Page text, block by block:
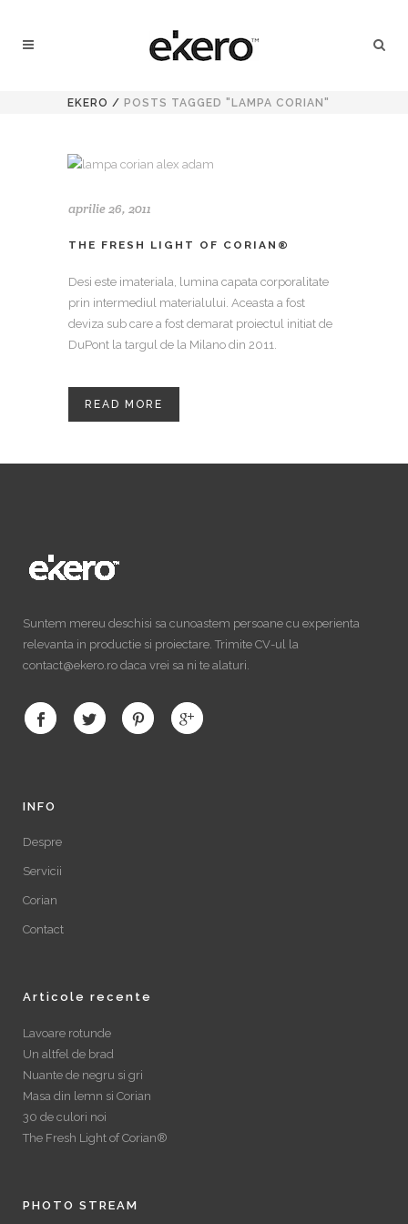
EKERO / POSTS TAGGED "LAMPA CORIAN"
aprilie 26, 2011
THE FRESH LIGHT OF CORIAN®
Desi este imateriala, lumina capata corporalitate
prin intermediul materialului. Aceasta a fost
deviza sub care a fost demarat proiectul initiat de
DuPont la targul de la Milano din 2011.
READ MORE
Suntem mereu deschisi sa cunoastem persoane cu experienta
relevanta in productie si proiectare. Trimite CV-ul la
contact@ekero.ro daca vrei sa ni te alaturi.
INFO
Despre
Servicii
Corian
Contact
Articole recente
Lavoare rotunde
Un altfel de brad
Nuante de negru si gri
Masa din lemn si Corian
30 de culori noi
The Fresh Light of Corian®
PHOTO STREAM